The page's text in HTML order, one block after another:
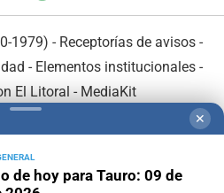
1979) - Receptorías de avisos -
- Elementos institucionales-
El Litoral - MediaKit
✕
de hoy para Tauro: 09 de